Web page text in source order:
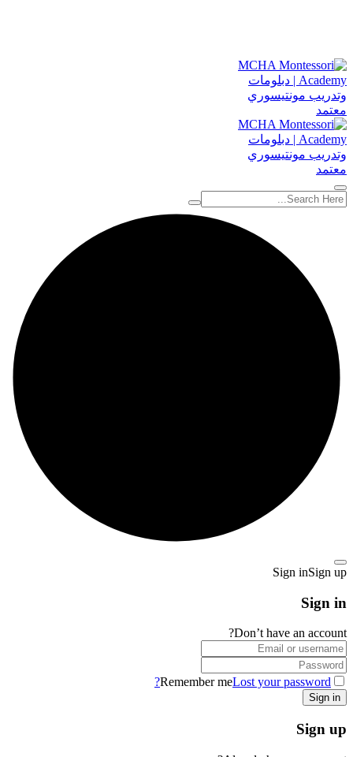
Sign inSign up
Sign in
Don’t have an account?
Remember meLost your password?
Sign up